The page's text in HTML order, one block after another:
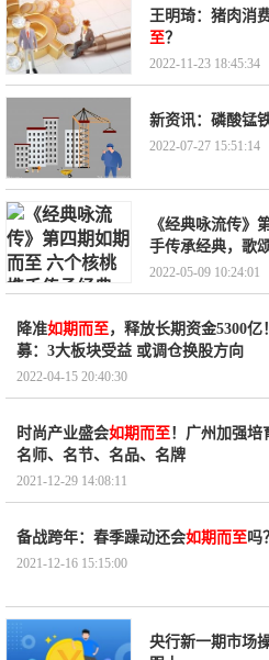
王明琦：猪肉消
至？
2022-11-23 18:45:34
新资讯：磷酸锰铁
2022-07-27 15:51:14
《经典咏流传》
手传承经典，歌
2022-05-09 10:24:01
降准如期而至，释放长期资金5300亿
募：3大板块受益 或调仓换股方向
2022-04-15 20:40:30
时尚产业盛会如期而至！广州加强培
名师、名节、名品、名牌
2021-12-29 14:08:11
备战跨年：春季躁动还会如期而至吗？
2021-12-16 15:15:00
央行新一期市场